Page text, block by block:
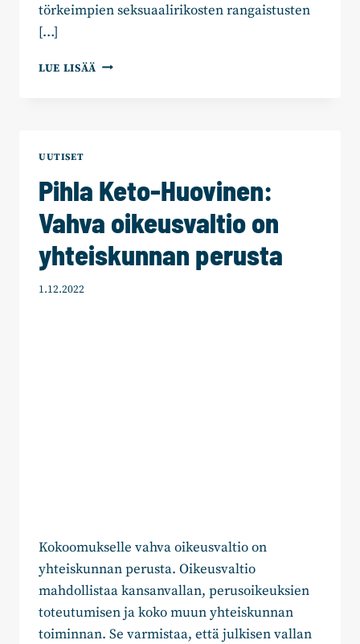
törkeimpien seksuaalirikosten rangaistusten
[…]
LUE LISÄÄ OIKEUSMINISTERI
10
KOHDAN
OHJELMA
VALMIS
UUTISET
Pihla Keto-Huovinen:
Vahva oikeusvaltio on
yhteiskunnan perusta
1.12.2022
Kokoomukselle vahva oikeusvaltio on
yhteiskunnan perusta. Oikeusvaltio
mahdollistaa kansanvallan, perusoikeuksien
toteutumisen ja koko muun yhteiskunnan
toiminnan. Se varmistaa, että julkisen vallan